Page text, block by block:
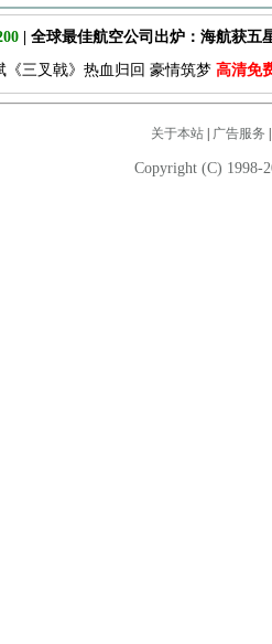
| 全球最佳航空公司出炉：海航获五
三叉戟》热血归回 豪情筑梦 高清免
关于本站| 广告服务
Copyright (C) 1998-